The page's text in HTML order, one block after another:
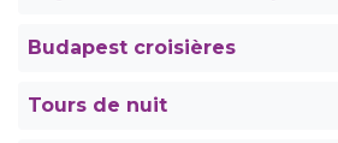
Budapest croisières
Tours de nuit